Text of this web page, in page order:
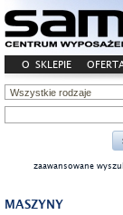
O SKLEPIE
zaawansowane
MASZYNY